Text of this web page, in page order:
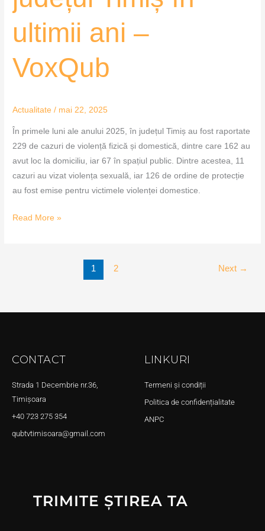
ultimii ani –
VoxQub
Actualitate / mai 22, 2025
În primele luni ale anului 2025, în județul Timiș au fost raportate
229 de cazuri de violență fizică și domestică, dintre care 162 au
avut loc la domiciliu, iar 67 în spațiul public. Dintre acestea, 11
cazuri au vizat violența sexuală, iar 126 de ordine de protecție
au fost emise pentru victimele violenței domestice.
Read More »
1 2 Next →
CONTACT
Strada 1 Decembrie nr.36,
Timișoara
+40 723 275 354
qubtvtimisoara@gmail.com
LINKURI
Termeni și condiții
Politica de confidențialitate
ANPC
TRIMITE ȘTIREA TA